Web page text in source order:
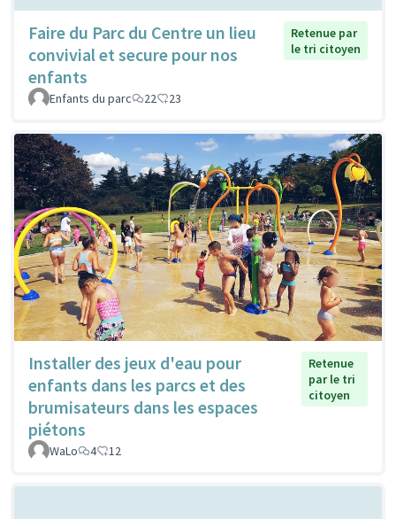
Faire du Parc du Centre un lieu
convivial et secure pour nos
enfants
Retenue par
le tri citoyen
Enfants du parc 22 23
Installer des jeux d'eau pour
enfants dans les parcs et des
brumisateurs dans les espaces
piétons
Retenue
par le tri
citoyen
WaLo 4 12